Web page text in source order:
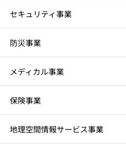
セキュリティ事業
防災事業
メディカル事業
保険事業
地理空間情報サービス事業